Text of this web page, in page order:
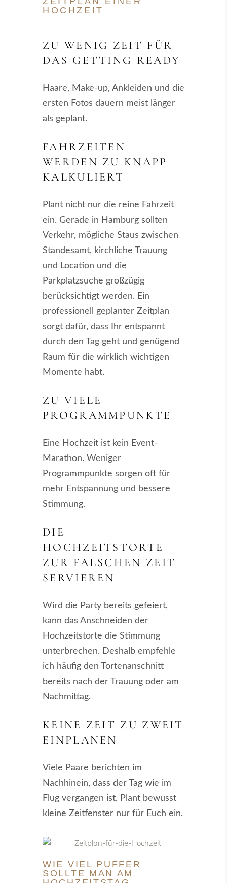
HOCHZEIT
ZU WENIG ZEIT FÜR
DAS GETTING READY
Haare, Make-up, Ankleiden und die
ersten Fotos dauern meist länger
als geplant.
FAHRZEITEN
WERDEN ZU KNAPP
KALKULIERT
Plant nicht nur die reine Fahrzeit
ein. Gerade in Hamburg sollten
Verkehr, mögliche Staus zwischen
Standesamt, kirchliche Trauung
und Location und die
Parkplatzsuche großzügig
berücksichtigt werden. Ein
professionell geplanter Zeitplan
sorgt dafür, dass Ihr entspannt
durch den Tag geht und genügend
Raum für die wirklich wichtigen
Momente habt.
ZU VIELE
PROGRAMMPUNKTE
Eine Hochzeit ist kein Event-
Marathon. Weniger
Programmpunkte sorgen oft für
mehr Entspannung und bessere
Stimmung.
DIE
HOCHZEITSTORTE
ZUR FALSCHEN ZEIT
SERVIEREN
Wird die Party bereits gefeiert,
kann das Anschneiden der
Hochzeitstorte die Stimmung
unterbrechen. Deshalb empfehle
ich häufig den Tortenanschnitt
bereits nach der Trauung oder am
Nachmittag.
KEINE ZEIT ZU ZWEIT
EINPLANEN
Viele Paare berichten im
Nachhinein, dass der Tag wie im
Flug vergangen ist. Plant bewusst
kleine Zeitfenster nur für Euch ein.
WIE VIEL PUFFER
SOLLTE MAN AM